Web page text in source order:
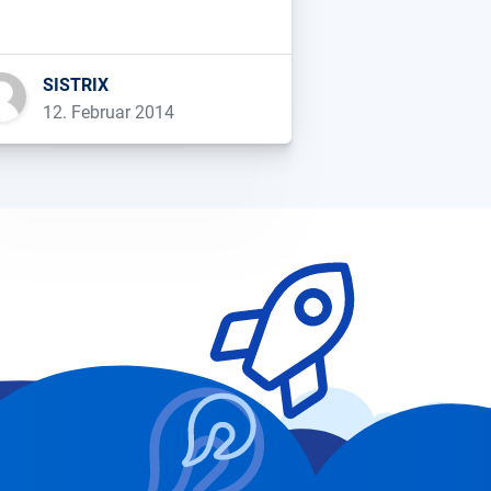
Systems. Der Supermarkt
mit mehr Regalfläche mehr
verdienen, da er dann eine
SISTRIX
12. Februar 2014